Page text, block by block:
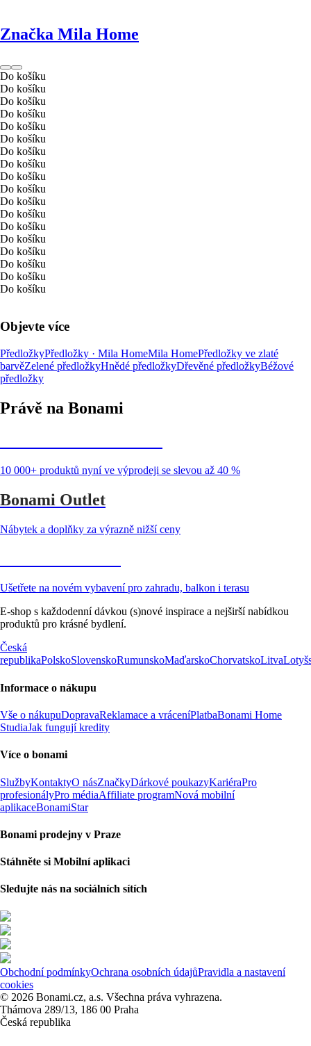
Značka Mila Home
Do košíku
Do košíku
Do košíku
Do košíku
Do košíku
Do košíku
Do košíku
Do košíku
Do košíku
Do košíku
Do košíku
Do košíku
Do košíku
Do košíku
Do košíku
Do košíku
Do košíku
Do košíku
Objevte více
PředložkyPředložky · Mila HomeMila HomePředložky ve zlaté
barvěZelené předložkyHnědé předložkyDřevěné předložkyBéžové
předložky
Právě na Bonami
10 000+ produktů nyní ve výprodeji se slevou až 40 %
Bonami Outlet
Nábytek a doplňky za výrazně nižší ceny
Ušetřete na novém vybavení pro zahradu, balkon i terasu
E-shop s každodenní dávkou (s)nové inspirace a nejširší nabídkou
produktů pro krásné bydlení.
Česká
republikaPolskoSlovenskoRumunskoMaďarskoChorvatskoLitva
Informace o nákupu
Vše o nákupuDopravaReklamace a vráceníPlatbaBonami Home
StudiaJak fungují kredity
Více o bonami
SlužbyKontaktyO násZnačkyDárkové poukazyKariéraPro
profesionályPro médiaAffiliate programNová mobilní
aplikaceBonamiStar
Bonami prodejny v Praze
Stáhněte si Mobilní aplikaci
Sledujte nás na sociálních sítích
Obchodní podmínkyOchrana osobních údajůPravidla a nastavení
cookies
© 2026 Bonami.cz, a.s. Všechna práva vyhrazena.
Thámova 289/13, 186 00 Praha
Česká republika